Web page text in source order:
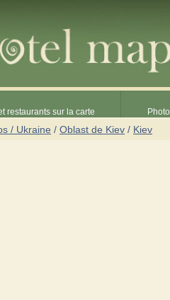
restaurants sur la carte
/ Ukraine / Oblast de Kiev / Kiev